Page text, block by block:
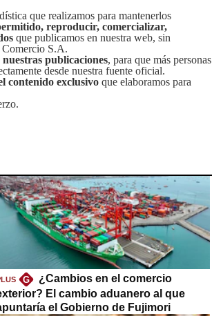
que realizamos para mantenerlos
reproducir, comercializar,
que publicamos en nuestra web, sin
Comercio S.A.
publicaciones, para que más personas
desde nuestra fuente oficial.
contenido exclusivo que elaboramos para
G
¿Cambios en el comercio
El cambio aduanero al que
el Gobierno de Fujimori